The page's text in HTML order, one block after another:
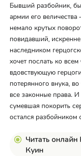
Бывший разбойник,
армии его
немало крутых
повидавший,
наследником
хочет послать ко
вдовствующую
потерянного внука,
все законные права.
сумевшая покорить
остался
Читать
Куин